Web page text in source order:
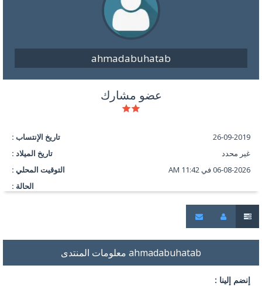
ahmadabuhatab
عضو مشارك
تاريخ الإنتساب :
26-09-2019
تاريخ الميلاد :
غير محدد
التوقيت المحلي :
06-08-2026 في 11:42 AM
الحالة :
ahmadabuhatab معلومات المنتدى
إنضم إلينا :